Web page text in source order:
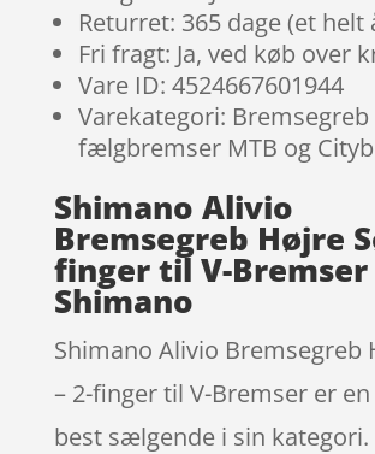
Returret: 365 dage (et helt
Fri fragt: Ja, ved køb over
Vare ID: 4524667601944
Varekategori:
fælgbremser MTB og
Shimano Alivio
Bremsegreb Højre
finger til V-
Shimano
Shimano Alivio Bremsegreb
– 2-finger til V-Bremser er
best sælgende i sin kategori.